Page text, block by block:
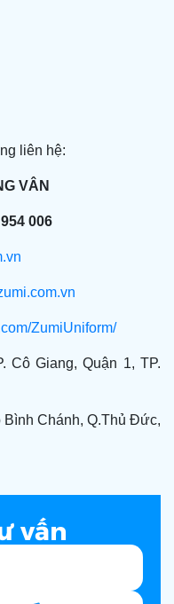
liên hệ:
VÂN
006
ZumiUniform/
Giang, Quận 1, TP.
Chánh, Q.Thủ Đức,
vấn